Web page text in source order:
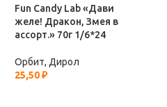
Fun Candy Lab «Дави
желе! Дракон, Змея в
ассорт.» 70г 1/6*24
Орбит, Дирол
25,50₽